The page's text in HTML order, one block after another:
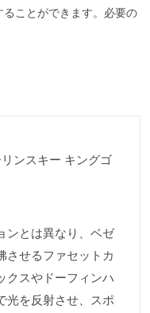
ことができます。必要の
ンスキー キングゴ
ンとは異なり、ベゼ
させるファセットカ
クスやドーフィンハ
光を反射させ、スポ